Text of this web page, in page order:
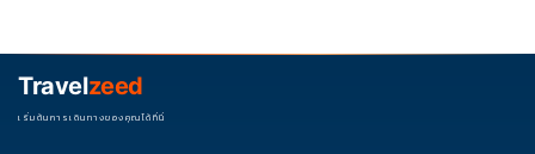
ช่วงราคา ไม่ควรเทียบจากราคาต่ำสุดเพียงอย่างเดียว
Travelzeed
เริ่มต้นการเดินทางของคุณได้ที่นี่